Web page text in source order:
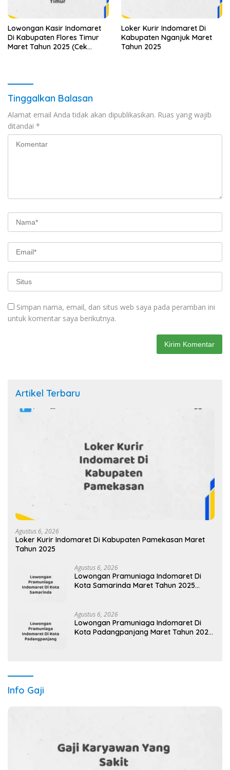
Lowongan Kasir Indomaret
Di Kabupaten Flores Timur
Maret Tahun 2025 (Cek
Loker Kurir Indomaret Di
Kabupaten Nganjuk Maret
Tahun 2025
Tinggalkan Balasan
Alamat email Anda tidak akan dipublikasikan. Ruas yang wajib
ditandai *
Simpan nama, email, dan situs web saya pada peramban ini
untuk komentar saya berikutnya.
Artikel Terbaru
Agustus 6, 2026
Loker Kurir Indomaret Di Kabupaten Pamekasan Maret
Tahun 2025
Agustus 6, 2026
Lowongan Pramuniaga Indomaret Di
Kota Samarinda Maret Tahun 2025
Agustus 6, 2026
Lowongan Pramuniaga Indomaret Di
Kota Padangpanjang Maret Tahun 2025
Info Gaji